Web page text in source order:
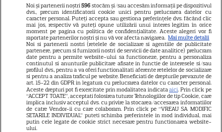
filmat în Italia
13
VEDETE STRĂINE
Primele imagini de la nunta
Damlei Sönmez. Actrița din
„Legea familiei” s-a căsătorit
într-o ceremonie discretă la
Istanbul
Noi și partenerii noștri596 stocăm și/sau accesăm informații pe dispozitivul
dvs., precum identificatorii cookie unici pentru prelucrarea datelor cu
caracter personal. Puteți accepta sau gestiona preferințele dvs. făcând clic
mai jos, respectiv vă puteți opune utilizării unui interes legitim în orice
moment pe pagina cu politica de confidențialitate. Aceste alegeri vor fi
raportate partenerilor noștri și nu vă vor afecta navigarea. Mai multe detalii
Noi si partenerii nostri (retelele de socializare si agentiile de publicitate
partenere, precum si furnizorii nostri de servicii de date analitice) prelucram
date pentru a permite website-ului sa functioneze, pentru a personaliza
continutul si anunturile publicitare afisate in functie de interesele si/sau
profilul dvs., pentru a va oferi functionalitati aferente retelelor de socializare
si pentru a analiza traficul pe website. Beneficiati de drepturile prevazute de
art. 15-22 din GDPR in legatura cu prelucrarea datelor cu caracter personal.
Aceste drepturi pot fi exercitate prin modalitatea indicataaici. Prin click pe
“ACCEPT TOATE”, acceptati folosirea tuturor Tehnologiilor de tip Cookie, care
implica inclusiv acceptul dvs. cu privire la stocarea/accesarea informatiilor
de catre Vendor-ii cu care colaboram. Prin click pe “VREAU SA MODIFIC
SETARILE INDIVIDUAL” puteti schimba preferintele in mod individual, mai
putin cele legate de cookie strict necesare pentru functionarea website-
ului.